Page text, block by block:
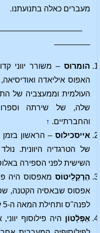
מעברים כאלה בתנועתנו.
————–
הומרוס – משורר יווני
האפוס איליאדה
העולמית וממעצביה של
שלה, של שירתה
והחברתיים. ↑
אייסכילוס – הראשון
של הטרגדיה היוונית.
השישית לפני הספירה
הֵרַקְלֵיטוֹס מאפסוס היה
לפנה"ס ותחילת המאה ה-5 לפנה"ס.
אַפְּלָֿטוֹן היה פילוסוף